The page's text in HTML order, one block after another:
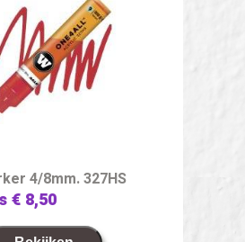
4/8mm. 327HS
€ 8,50